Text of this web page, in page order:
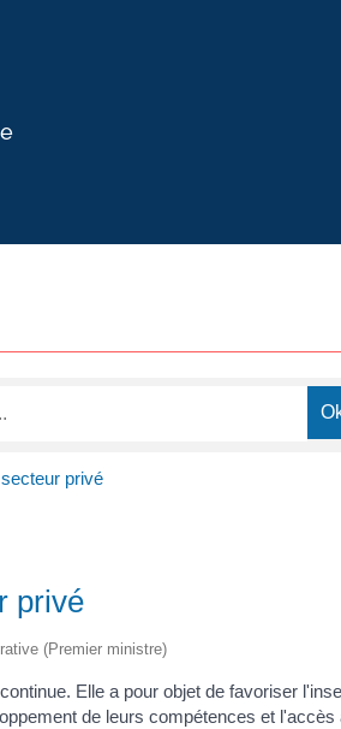
privé
privé
(Premier ministre)
Elle a pour objet de favoriser
de leurs compétences et